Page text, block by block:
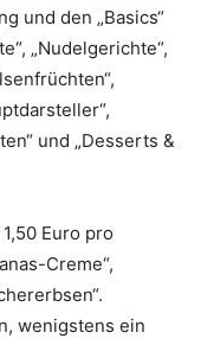
und den „Basics“
„Nudelgerichte“,
und „Desserts &
Euro pro
Creme“,
wenigstens ein